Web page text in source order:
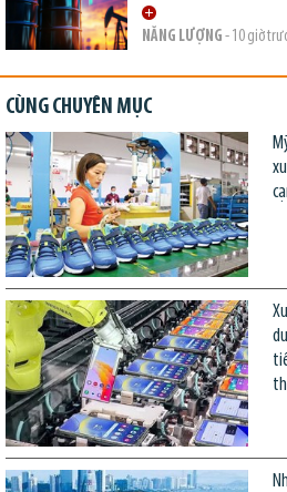
NĂNG LƯỢNG - 10 giờ
CÙNG CHUYÊN MỤC